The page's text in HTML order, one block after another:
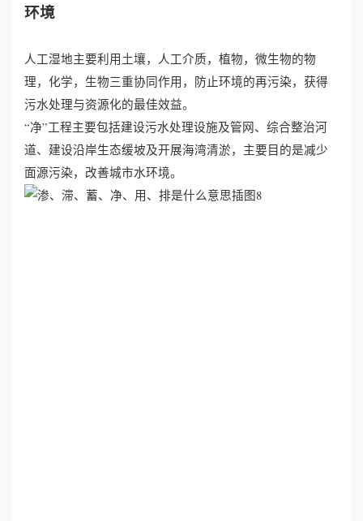
环境
人工湿地主要利用土壤，人工介质，植物，微生物的物
理，化学，生物三重协同作用，防止环境的再污染，获得
污水处理与资源化的最佳效益。
“净”工程主要包括建设污水处理设施及管网、综合整治河
道、建设沿岸生态缓坡及开展海湾清淤，主要目的是减少
面源污染，改善城市水环境。